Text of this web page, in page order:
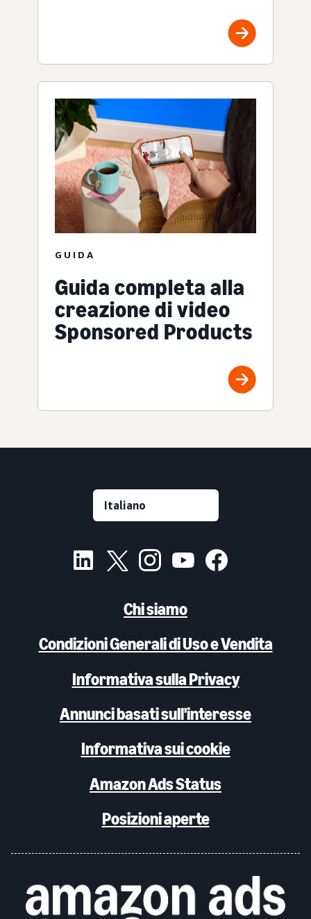
GUIDA
Guida completa alla
creazione di video
Sponsored Products
Chi siamo
Condizioni Generali di Uso e Vendita
Informativa sulla Privacy
Annunci basati sull'interesse
Informativa sui cookie
Amazon Ads Status
Posizioni aperte